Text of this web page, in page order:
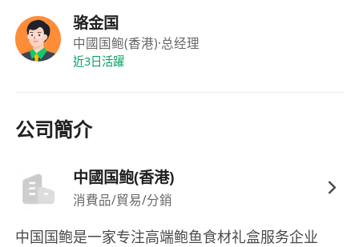
具備獨立作業能力與責任感，能適應彈性外勤安
排，包含週末或短程出差，並具備基本交通駕駛
資格（機車或小客車）者優先。
意配合公司定期健康檢查與食安教育訓練。
骆金国
中國国鲍(香港)·总经理
近3日活躍
公司簡介
中國国鲍(香港)
消費品/貿易/分銷
中国国鲍是一家专注高端鲍鱼食材礼盒服务企业